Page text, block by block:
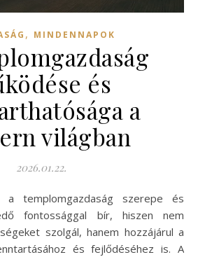
, MINDENNAPOK
és
a
világban
2026.01.22.
fontossággal bír, hiszen nem
szolgál, hanem hozzájárul a
és fejlődéséhez is. A